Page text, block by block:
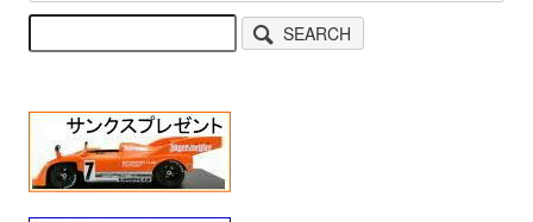
SEARCH